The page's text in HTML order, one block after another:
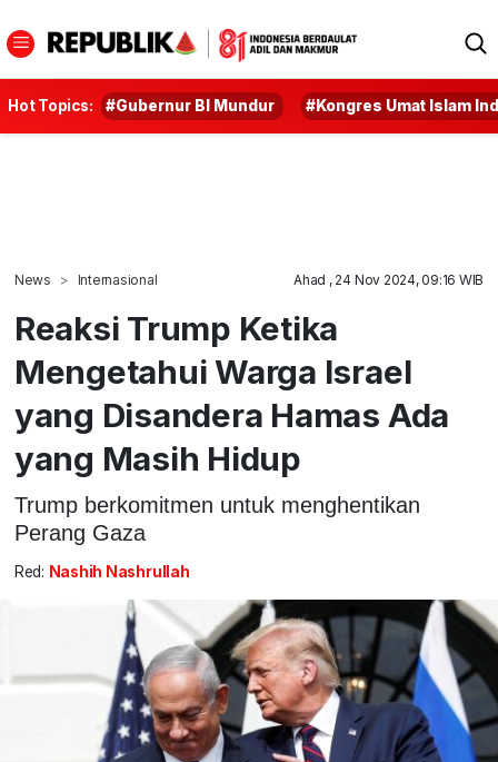
Hot Topics: #Gubernur BI Mundur #Kongres Umat Islam
News Internasional Ahad , 24 Nov 2024, 09:16 WIB
Reaksi Trump Ketika
Mengetahui Warga Israel
yang Disandera Hamas Ada
yang Masih Hidup
Trump berkomitmen untuk menghentikan
Perang Gaza
Red: Nashih Nashrullah